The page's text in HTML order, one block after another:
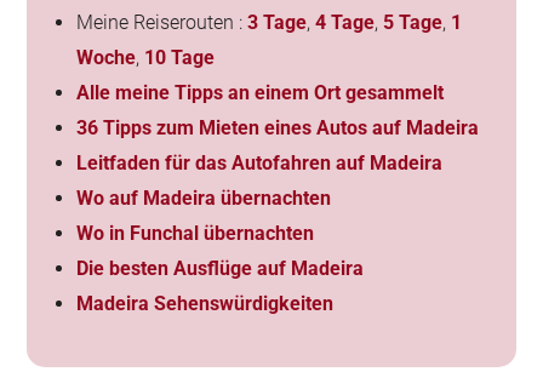
Meine Reiserouten :3 Tage,4 Tage, 5 Tage, 1
Woche, 10 Tage
Alle meine Tipps an einem Ort gesammelt
36 Tipps zum Mieten eines Autos auf Madeira
Leitfaden für das Autofahren auf Madeira
Wo auf Madeira übernachten
Wo in Funchal übernachten
Die besten Ausflüge auf Madeira
Madeira Sehenswürdigkeiten